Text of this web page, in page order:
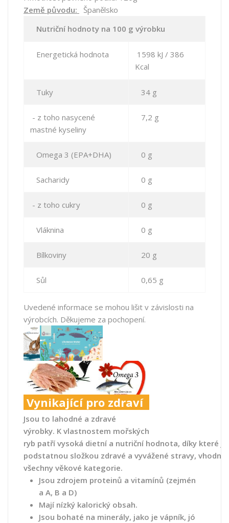
Země původu:
Španělsko
Nutriční hodnoty na 100 g výrobku
Energetická hodnota
1598 kJ / 386
Kcal
Tuky 34 g
- z toho nasycené
mastné kyseliny
7,2 g
Omega 3 (EPA+DHA) 0 g
Sacharidy 0 g
- z toho cukry 0 g
Vláknina 0 g
Bílkoviny 20 g
Sůl 0,65 g
Uvedené informace se mohou lišit v závislosti na
výrobcích. Děkujeme za pochopení.
Vynikající pro zdraví
Jsou to lahodné a zdravé
výrobky. K vlastnostem mořských
ryb patří vysoká dietní a nutriční hodnota, díky které
podstatnou složkou zdravé a vyvážené stravy, vhodné
všechny věkové kategorie.
Jsou zdrojem proteinů a vitamínů (zejmén
a A, B a D)
Mají nízký kalorický obsah.
Jsou bohaté na minerály, jako je vápník, jó